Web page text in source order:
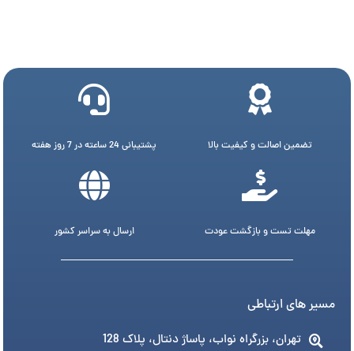
تضمین اصالت و کیفیت بالا پشتیبانی 24 ساعته در 7 روز هفته
مهلت تست و بازگشت عودت ارسال به سراسر کشور
مسیر های ارتباطی
تهران، بزرگراه نواب، پاساژ دنتال، پلاک 128